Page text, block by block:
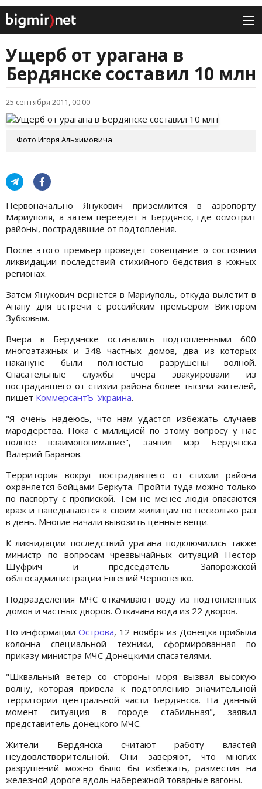
Ущерб от урагана в
Бердянске составил 10 млн
25 сентября 2011, 00:00
Фото Игоря Альхимовича
Первоначально Янукович приземлится в аэропорту
Мариуполя, а затем переедет в Бердянск, где осмотрит
районы, пострадавшие от подтопления.
После этого премьер проведет совещание о состоянии
ликвидации последствий стихийного бедствия в южных
регионах.
Затем Янукович вернется в Мариуполь, откуда вылетит в
Анапу для встречи с российским премьером Виктором
Зубковым.
Вчера в Бердянске оставались подтопленными 600
многоэтажных и 348 частных домов, два из которых
накануне были полностью разрушены волной.
Спасательные службы вчера эвакуировали из
пострадавшего от стихии района более тысячи жителей,
пишет КоммерсантЪ-Украина.
"Я очень надеюсь, что нам удастся избежать случаев
мародерства. Пока с милицией по этому вопросу у нас
полное взаимопонимание", заявил мэр Бердянска
Валерий Баранов.
Территория вокруг пострадавшего от стихии района
охраняется бойцами Беркута. Пройти туда можно только
по паспорту с пропиской. Тем не менее люди опасаются
краж и наведываются к своим жилищам по несколько раз
в день. Многие начали вывозить ценные вещи.
К ликвидации последствий урагана подключились также
министр по вопросам чрезвычайных ситуаций Нестор
Шуфрич и председатель Запорожской
облгосадминистрации Евгений Червоненко.
Подразделения МЧС откачивают воду из подтопленных
домов и частных дворов. Откачана вода из 22 дворов.
По информацииОстрова, 12 ноября из Донецка прибыла
колонна специальной техники, сформированная по
приказу министра МЧС Донецкими спасателями.
"Шквальный ветер со стороны моря вызвал высокую
волну, которая привела к подтоплению значительной
территории центральной части Бердянска. На данный
момент ситуация в городе стабильная", заявил
представитель донецкого МЧС.
Жители Бердянска считают работу властей
неудовлетворительной. Они заверяют, что многих
разрушений можно было бы избежать, разместив на
железной дороге вдоль набережной товарные вагоны.